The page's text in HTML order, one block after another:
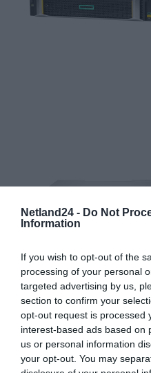
Netland24 - Do Not
Information
If you wish to opt-out of the
processing of your personal
targeted advertising by us,
section to confirm your
opt-out request is processed
interest-based ads based on
us or personal information
your opt-out. You may